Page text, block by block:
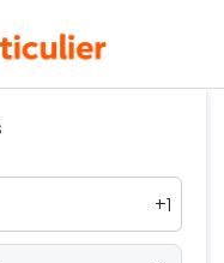
+1